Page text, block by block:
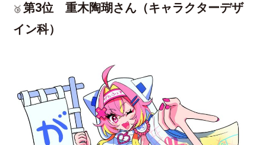
🥉第3位 重木陶瑚さん（キャラクターデザ
イン科）